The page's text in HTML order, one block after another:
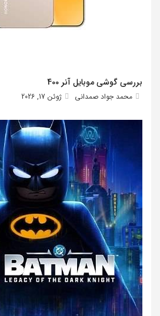
بررسی گوشی موبایل آنر 400
محمد جواد صمدانی ژوئن 17, 2026